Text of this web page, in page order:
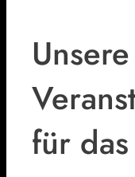
Unsere
für